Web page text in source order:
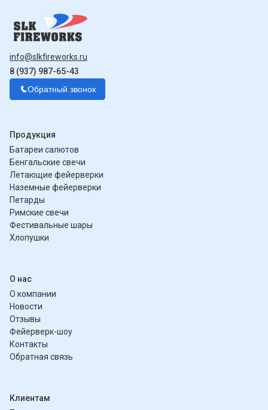
info@slkfireworks.ru
8 (937) 987-65-43
Обратный звонок
Продукция
Батареи салютов
Бенгальские свечи
Летающие фейерверки
Наземные фейерверки
Петарды
Римские свечи
Фестивальные шары
Хлопушки
О нас
О компании
Новости
Отзывы
Фейерверк-шоу
Контакты
Обратная связь
Клиентам